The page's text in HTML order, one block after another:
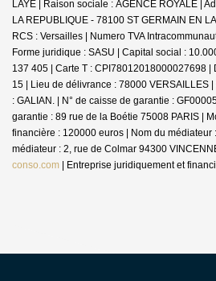
LAYE | Raison sociale : AGENCE ROYALE |
LA REPUBLIQUE - 78100 ST GERMAIN EN
RCS : Versailles | Numero TVA
Forme juridique : SASU | Capital social :
137 405 | Carte T : CPI78012018000027698 |
15 | Lieu de délivrance : 78000 VERSAILLES
: GALIAN. | N° de caisse de garantie :
garantie : 89 rue de la Boétie 75008 PARIS |
financière : 120000 euros | Nom du médiateur
médiateur : 2, rue de Colmar 94300
conso.com | Entreprise juridiquement et